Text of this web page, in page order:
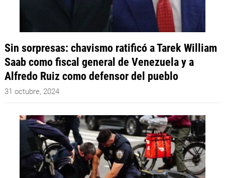
Sin sorpresas: chavismo ratificó a Tarek William
Saab como fiscal general de Venezuela y a
Alfredo Ruiz como defensor del pueblo
31 octubre, 2024